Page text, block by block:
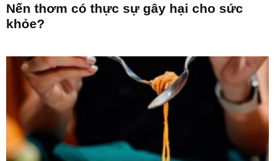
Nến thơm có thực sự gây hại cho sức
khỏe?